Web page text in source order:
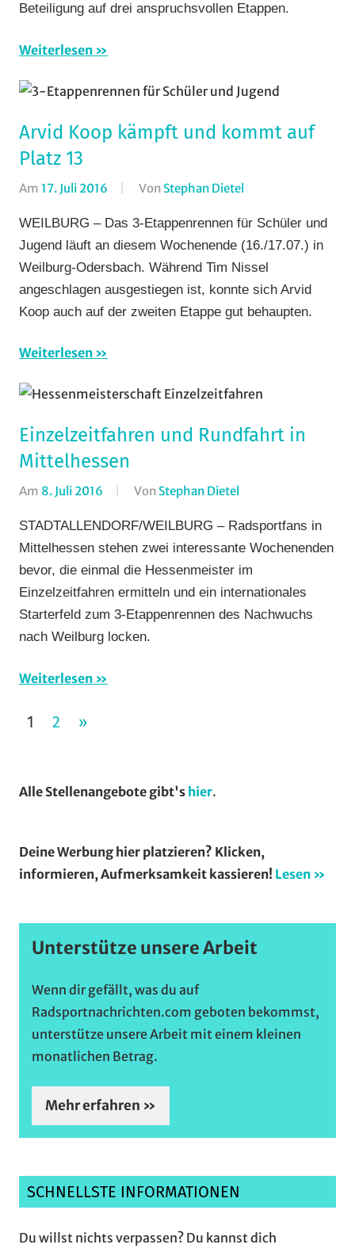
Beteiligung auf drei anspruchsvollen Etappen.
Weiterlesen
Arvid Koop kämpft und kommt auf
Platz 13
Am 17. Juli 2016 Von Stephan Dietel
RV
Gießen-
Kleinlinden
Strasse,
Vereine
WEILBURG – Das 3-Etappenrennen für Schüler und
Jugend läuft an diesem Wochenende (16./17.07.) in
Weilburg-Odersbach. Während Tim Nissel
angeschlagen ausgestiegen ist, konnte sich Arvid
Koop auch auf der zweiten Etappe gut behaupten.
Weiterlesen
Einzelzeitfahren und Rundfahrt in
Mittelhessen
Am 8. Juli 2016 Von Stephan Dietel
Einzelzeitfahren
RSG
Gießen
und
Wieseck,
STADTALLENDORF/WEILBURG – Radsportfans in
Mittelhessen stehen zwei interessante Wochenenden
bevor, die einmal die Hessenmeister im
Einzelzeitfahren ermitteln und ein internationales
Starterfeld zum 3-Etappenrennen des Nachwuchs
nach Weilburg locken.
Weiterlesen
Seitennummerierung
Beiträge
1 2
NÄCHSTE
»
Alle Stellenangebote gibt's hier.
Deine Werbung hier platzieren? Klicken,
informieren, Aufmerksamkeit kassieren! Lesen »
Unterstütze unsere Arbeit
Wenn dir gefällt, was du auf
Radsportnachrichten.com geboten bekommst,
unterstütze unsere Arbeit mit einem kleinen
monatlichen Betrag.
Mehr erfahren »
SCHNELLSTE INFORMATIONEN
Du willst nichts verpassen? Du kannst dich